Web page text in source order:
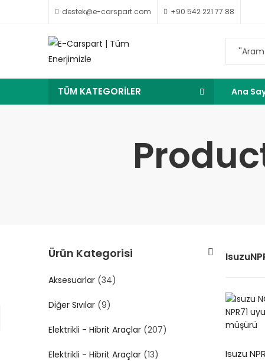
destek@e-carspart.com +90 542 221 77 88
TÜM KATEGORİLER Ana
Ürün Kategorisi
Aksesuarlar (34)
Diğer Sıvılar (9)
Elektrikli - Hibrit Araçlar (207)
Elektrikli - Hibrit Araçlar (13)